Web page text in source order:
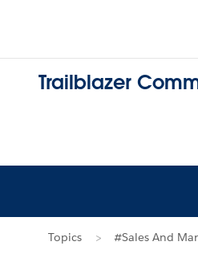
Trailblazer
Topics #Sales And